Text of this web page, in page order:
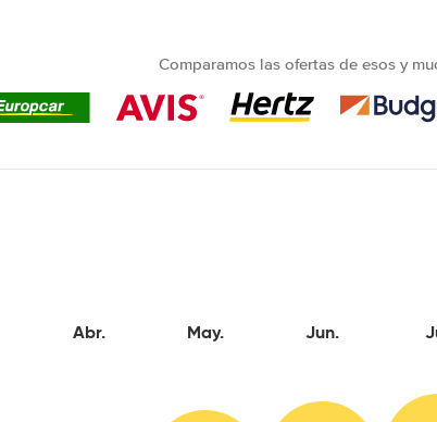
Comparamos las ofertas de esos y
Abr. May. Jun.